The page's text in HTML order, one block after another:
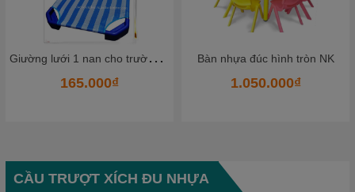
Bàn nhựa đúc hình tròn NK
1.050.000₫
G
hế nhựa đúc nhập khẩu màu tím
79.000₫
CẦU TRƯỢT XÍCH ĐU NHỰA